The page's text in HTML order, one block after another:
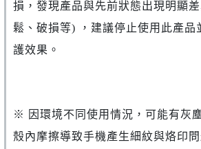
損，發現產品與先前狀態出現明顯
鬆、破損等) ，建議停止使用此產品
護效果。
※ 因環境不同使用情況，可能有灰
殼內摩擦導致手機產生細紋與烙印